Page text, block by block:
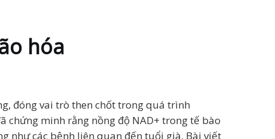
hóa
đóng vai trò then chốt trong quá trình
chứng minh rằng nồng độ NAD+ trong tế bào
như các bệnh liên quan đến tuổi già. Bài viết